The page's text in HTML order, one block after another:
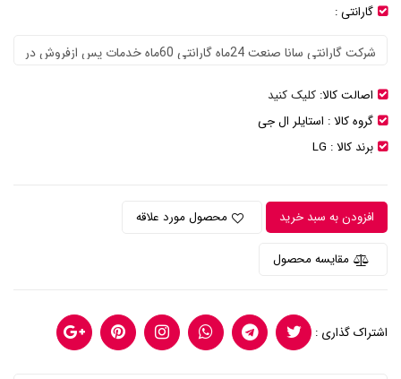
گارانتی :
اصالت کالا: کلیک کنید
گروه کالا : استایلر ال جی
برند کالا : LG
افزودن به سبد خرید محصول مورد علاقه
مقایسه محصول
اشتراک گذاری :